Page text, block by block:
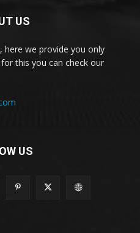
US
here we provide you only
this you can check our
US